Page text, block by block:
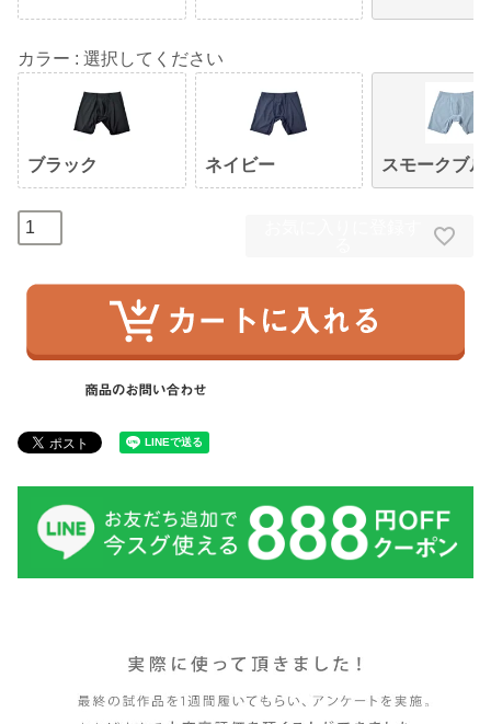
カラー 選択してください
ブラック ネイビー スモークブル